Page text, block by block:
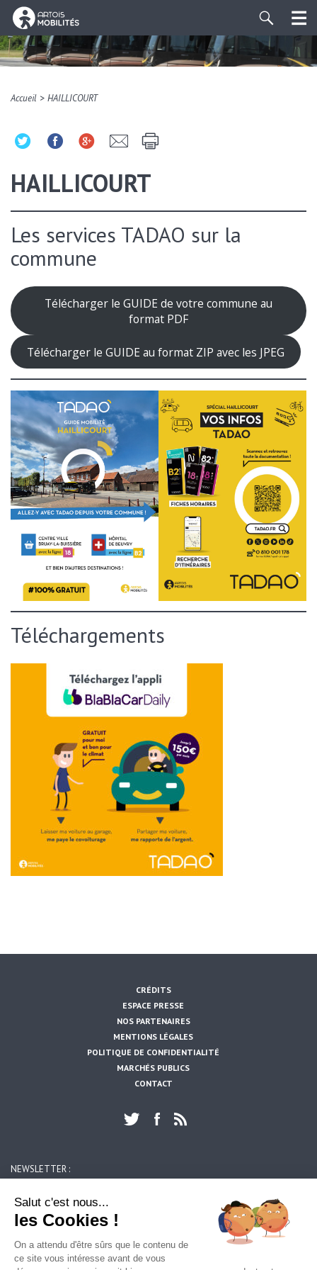
Accueil > HAILLICOURT
HAILLICOURT
Les services TADAO sur la
commune
Télécharger le GUIDE de votre commune au
format PDF
Télécharger le GUIDE au format ZIP avec les JPEG
Téléchargements
CRÉDITS
ESPACE PRESSE
NOS PARTENAIRES
MENTIONS LÉGALES
POLITIQUE DE CONFIDENTIALITÉ
MARCHÉS PUBLICS
CONTACT
NEWSLETTER :
ARTOIS MOBILITES
39, rue du 14 juillet
62300 LENS
Salut c'est nous...
les Cookies !
On a attendu d'être sûrs que le contenu de
ce site vous intéresse avant de vous